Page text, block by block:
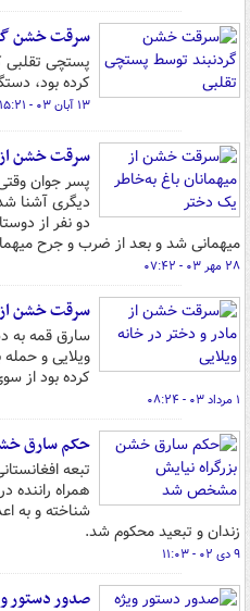
سرقت خشن
پستچی تقلبی
کرده بود،
۱۳ آبان ۰۳ - ۱۵:۲۱
سرقت خشن از
پسر جوان
دیگری آشنا
دو نفر از
میهمانی شد و بعد از ضرب و جرح
۲۸ مهر ۰۳ - ۰۷:۴۲
سرقت خشن از
سارق قمه به
ویلایی و
کرده بود از
۱ مرداد ۰۳ - ۰۸:۲۴
حکم سارق
تبعه
همراه راننده
شناخته و به
زندان و تبعید محکوم شد.
۹ دی ۰۲ - ۱۱:۰۳
صدور دستور